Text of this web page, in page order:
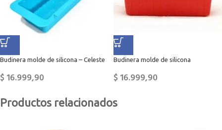
Budinera molde de silicona – Celeste
$16.999,90
Budinera molde de silicona
$16.999,90
Productos relacionados